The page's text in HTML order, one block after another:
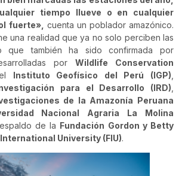
tiempo llueve o en cualquier
fuerte», cuenta un poblador amazónico.
una realidad que ya no solo perciben las
que también ha sido confirmada por
por Wildlife Conservation
Instituto Geofísico del Perú (IGP)
para el Desarrollo (IRD)
de la Amazonía Peruana
Nacional Agraria La Molina
de la Fundación Gordon y Betty
University (FIU).